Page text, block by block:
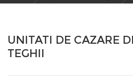
UNITATI DE CAZARE
TEGHII